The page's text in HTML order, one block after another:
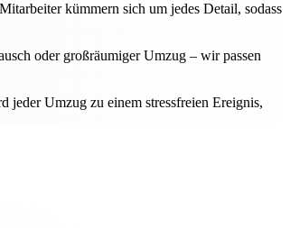
kümmern sich um jedes Detail, sodass
oder großräumiger Umzug – wir passen
jeder Umzug zu einem stressfreien Ereignis,